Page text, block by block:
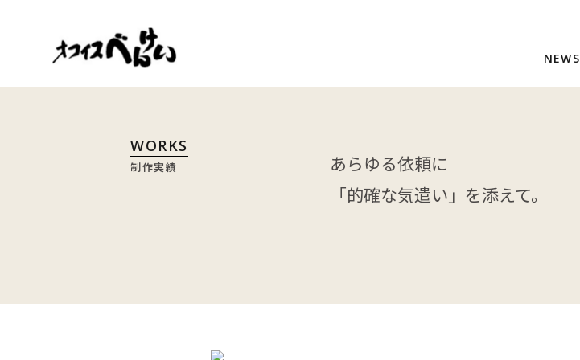
NEWS
WORKS
制作実績
あらゆる依頼に
「的確な気遣い」を添えて。